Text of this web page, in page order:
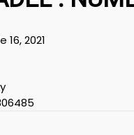
16, 2021